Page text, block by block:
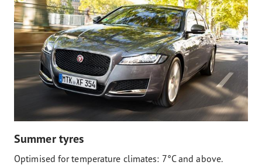
Summer tyres
Optimised for temperature climates: 7°C and above.